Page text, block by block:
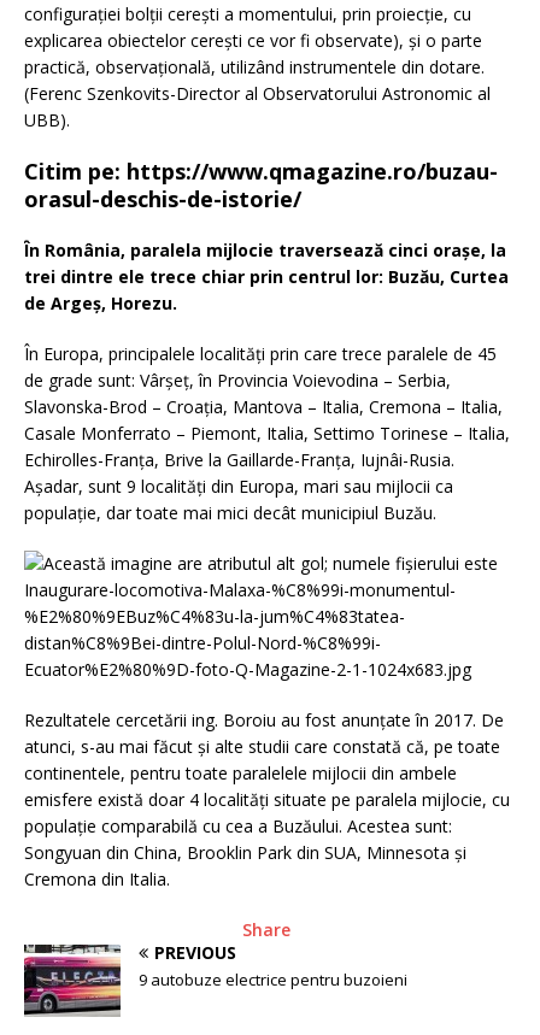
configuraţiei bolţii cereşti a momentului, prin proiecţie, cu
explicarea obiectelor cereşti ce vor fi observate), şi o parte
practică, observaţională, utilizând instrumentele din dotare.
(Ferenc Szenkovits-Director al Observatorului Astronomic al
UBB).
Citim pe: https://www.qmagazine.ro/buzau-
orasul-deschis-de-istorie/
În România, paralela mijlocie traversează cinci orașe, la
trei dintre ele trece chiar prin centrul lor: Buzău, Curtea
de Argeș, Horezu.
În Europa, principalele localități prin care trece paralele de 45
de grade sunt: Vârșeț, în Provincia Voievodina – Serbia,
Slavonska-Brod – Croația, Mantova – Italia, Cremona – Italia,
Casale Monferrato – Piemont, Italia, Settimo Torinese – Italia,
Echirolles-Franța, Brive la Gaillarde-Franța, Iujnâi-Rusia.
Așadar, sunt 9 localități din Europa, mari sau mijlocii ca
populație, dar toate mai mici decât municipiul Buzău.
Rezultatele cercetării ing. Boroiu au fost anunțate în 2017. De
atunci, s-au mai făcut și alte studii care constată că, pe toate
continentele, pentru toate paralelele mijlocii din ambele
emisfere există doar 4 localități situate pe paralela mijlocie, cu
populație comparabilă cu cea a Buzăului. Acestea sunt:
Songyuan din China, Brooklin Park din SUA, Minnesota și
Cremona din Italia.
Share
PREVIOUS
9 autobuze electrice pentru buzoieni